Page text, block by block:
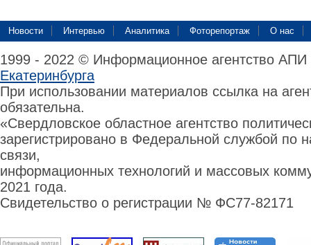
Новости Интервью Аналитика Фоторепортаж О нас
1999 - 2022 © Информационное агентство
Екатеринбурга
При использовании материалов ссылка на
обязательна.
«Свердловское областное агентство
зарегистрировано в Федеральной службой по
связи,
информационных технологий и массовых
2021 года.
Свидетельство о регистрации № ФС77-82171